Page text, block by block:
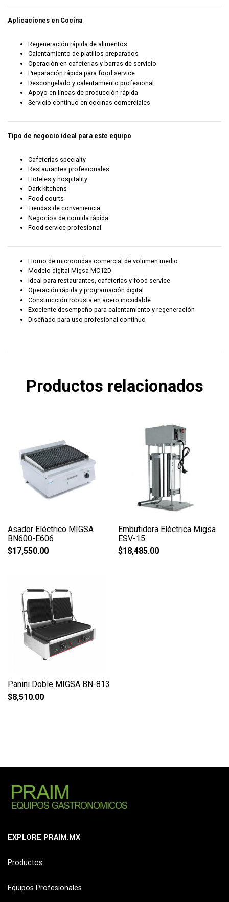
Aplicaciones en Cocina
Regeneración rápida de alimentos
Calentamiento de platillos preparados
Operación en cafeterías y barras de servicio
Preparación rápida para food service
Descongelado y calentamiento profesional
Apoyo en líneas de producción rápida
Servicio continuo en cocinas comerciales
Tipo de negocio ideal para este equipo
Cafeterías specialty
Restaurantes profesionales
Hoteles y hospitality
Dark kitchens
Food courts
Tiendas de conveniencia
Negocios de comida rápida
Food service profesional
Horno de microondas comercial de volumen medio
Modelo digital Migsa MC12D
Ideal para restaurantes, cafeterías y food service
Operación rápida y programación digital
Construcción robusta en acero inoxidable
Excelente desempeño para calentamiento y regeneración
Diseñado para uso profesional continuo
Productos relacionados
Asador Eléctrico MIGSA
BN600-E606
$17,550.00
Embutidora Eléctrica Migsa
ESV-15
$18,485.00
Panini Doble MIGSA BN-813
$8,510.00
EXPLORE PRAIM.MX
Productos
Equipos Profesionales